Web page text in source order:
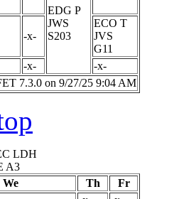
EDG P
JWS
S203
-x-
ECO T
JVS
G11
-x-
-x-
7.3.0 on 9/27/25 9:04 AM
LDH
A3
We Th
Fr